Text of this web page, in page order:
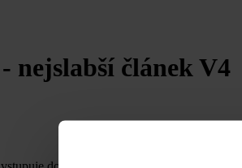
nejslabší článek V4